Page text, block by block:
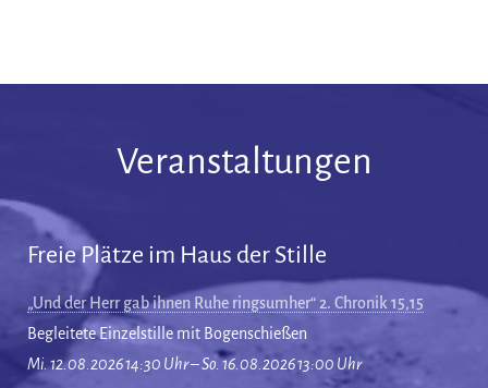
Veranstaltungen
Freie Plätze im Haus der Stille
„Und der Herr gab ihnen Ruhe ringsumher“ 2. Chronik 15,15
Begleitete Einzelstille mit Bogenschießen
Mi. 12.08.2026 14:30 Uhr – So. 16.08.2026 13:00 Uhr